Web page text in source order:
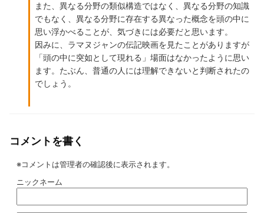
また、異なる分野の類似構造ではなく、異なる分野の知識
でもなく、異なる分野に存在する異なった概念を頭の中に
思い浮かべることが、気づきには必要だと思います。
因みに、ラマヌジャンの伝記映画を見たことがありますが
「頭の中に突如として現れる」場面はなかったように思い
ます。たぶん、普通の人には理解できないと判断されたの
でしょう。
コメントを書く
※コメントは管理者の確認後に表示されます。
ニックネーム